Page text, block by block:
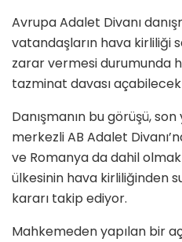
Avrupa Adalet Divanı
vatandaşların hava kirliliği
zarar vermesi durumunda
tazminat davası
Danışmanın bu görüşü,
merkezli AB Adalet
ve Romanya da dahil olmak
ülkesinin hava kirliliğinden
kararı takip ediyor.
Mahkemeden yapılan bir